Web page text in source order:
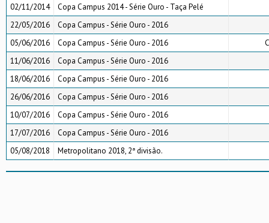
02/11/2014
Copa Campus 2014 - Série Ouro - Taça Pelé
22/05/2016
Copa Campus - Série Ouro - 2016
05/06/2016
Copa Campus - Série Ouro - 2016
11/06/2016
Copa Campus - Série Ouro - 2016
18/06/2016
Copa Campus - Série Ouro - 2016
26/06/2016
Copa Campus - Série Ouro - 2016
10/07/2016
Copa Campus - Série Ouro - 2016
17/07/2016
Copa Campus - Série Ouro - 2016
05/08/2018
Metropolitano 2018, 2ª divisão.